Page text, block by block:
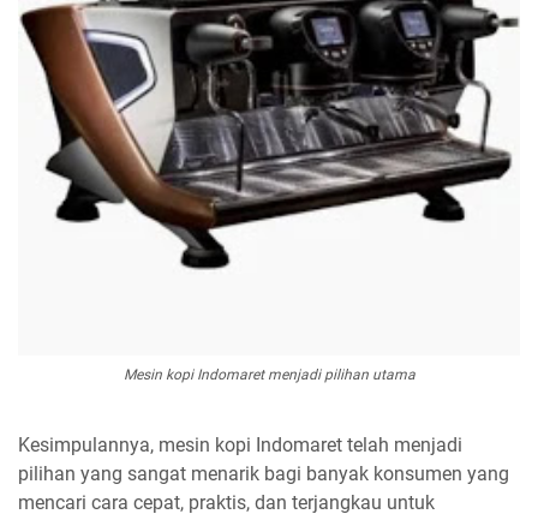
Mesin kopi Indomaret menjadi pilihan utama
Kesimpulannya, mesin kopi Indomaret telah menjadi
pilihan yang sangat menarik bagi banyak konsumen yang
mencari cara cepat, praktis, dan terjangkau untuk